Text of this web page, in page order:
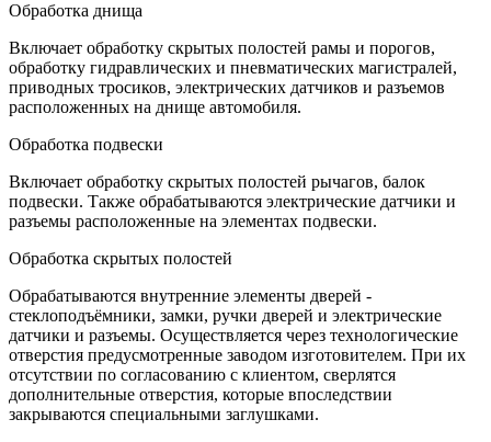
Обработка днища
Включает обработку скрытых полостей рамы и порогов,
обработку гидравлических и пневматических магистралей,
приводных тросиков, электрических датчиков и разъемов
расположенных на днище автомобиля.
Обработка подвески
Включает обработку скрытых полостей рычагов, балок
подвески. Также обрабатываются электрические датчики и
разъемы расположенные на элементах подвески.
Обработка скрытых полостей
Обрабатываются внутренние элементы дверей -
стеклоподъёмники, замки, ручки дверей и электрические
датчики и разъемы. Осуществляется через технологические
отверстия предусмотренные заводом изготовителем. При их
отсутствии по согласованию с клиентом, сверлятся
дополнительные отверстия, которые впоследствии
закрываются специальными заглушками.